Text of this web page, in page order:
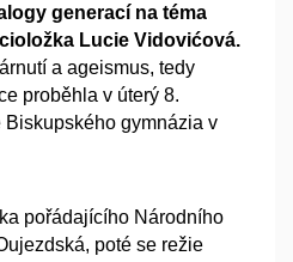
generací na téma
Lucie Vidovićová.
a ageismus, tedy
proběhla v úterý 8.
Biskupského gymnázia v
pořádajícího Národního
poté se režie